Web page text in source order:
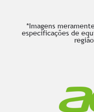
*Imagens
especificações de